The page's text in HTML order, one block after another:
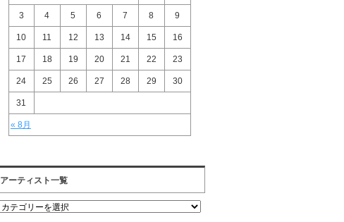
« 8月
3 4 5 6 7 8 9
10 11 12 13 14 15 16
17 18 19 20 21 22 23
24 25 26 27 28 29 30
31
アーティスト一覧
ア